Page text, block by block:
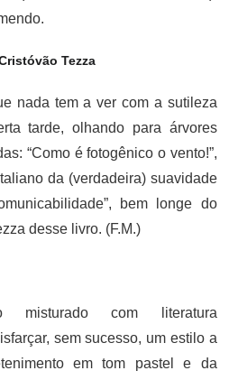
Tezza
nada tem a ver com a sutileza
tarde, olhando para árvores
“Como é fotogênico o vento!”,
da (verdadeira) suavidade
bem longe do
desse livro. (F.M.)
misturado com literatura
sem sucesso, um estilo a
em tom pastel e da